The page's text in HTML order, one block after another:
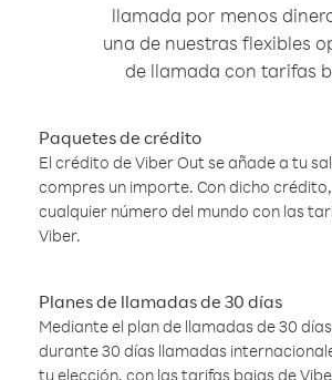
llamada por menos
una de nuestras flexibles
de llamada con tarifas
Paquetes de crédito
El crédito de Viber Out se añade a tu
compres un importe. Con dicho
cualquier número del mundo con las
Viber.
Planes de llamadas de 30 días
Mediante el plan de llamadas de 30
durante 30 días llamadas
tu elección, con las tarifas bajas de